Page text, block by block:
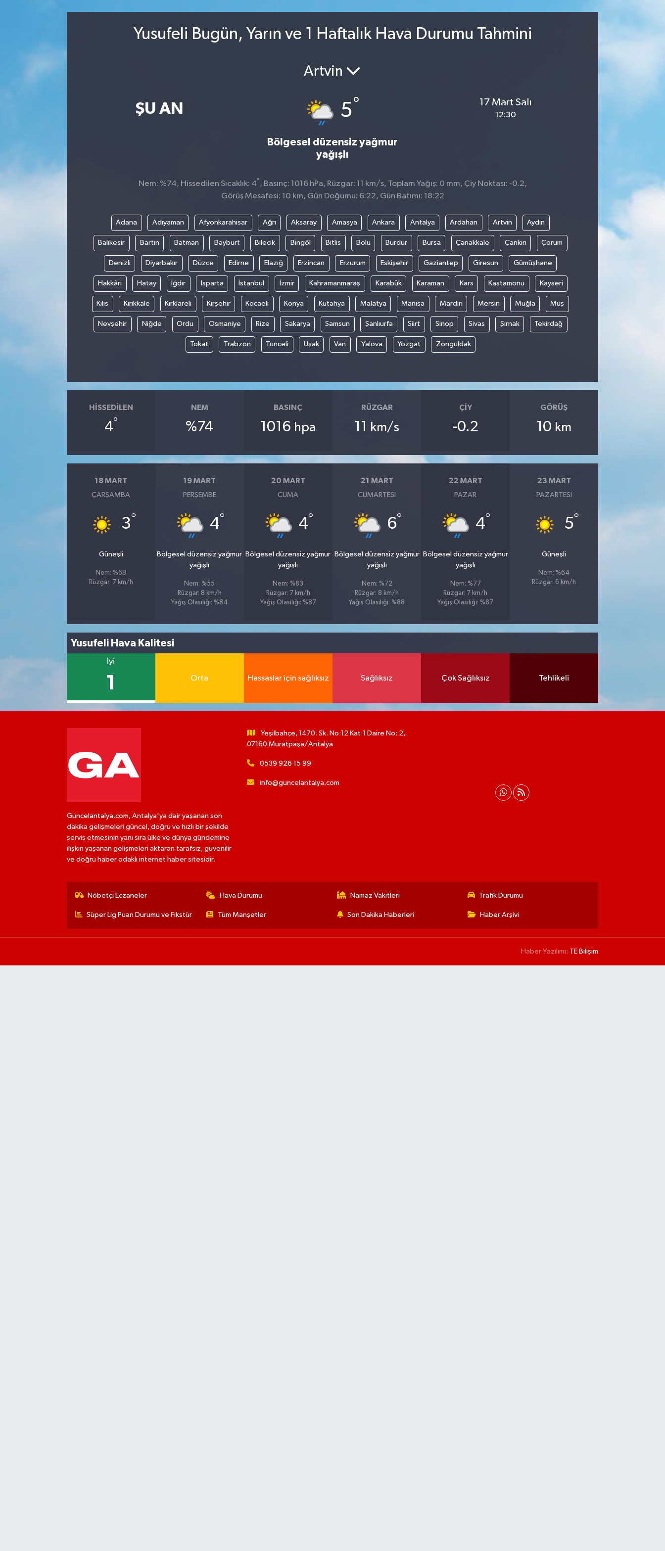
Yusufeli Bugün, Yarın ve 1 Haftalık Hava Durumu Tahmini
ŞU AN
Artvin
5°
Bölgesel düzensiz yağmur
yağışlı
17 Mart Salı
12:30
Nem: %74, Hissedilen Sıcaklık: 4° , Basınç: 1016 hPa, Rüzgar: 11 km/s, Toplam Yağış: 0 mm, Çiy Noktası: -0.2,
Görüş Mesafesi: 10 km, Gün Doğumu: 6:22, Gün Batımı: 18:22
Adana Adıyaman Afyonkarahisar Ağrı Aksaray Amasya Ankara Antalya Ardahan Artvin Aydın
Balıkesir Bartın Batman Bayburt Bilecik Bingöl Bitlis Bolu Burdur Bursa Çanakkale Çankırı Çorum
Denizli Diyarbakır Düzce Edirne Elazığ Erzincan Erzurum Eskişehir Gaziantep Giresun Gümüşhane
Hakkâri Hatay Iğdır Isparta İstanbul İzmir Kahramanmaraş Karabük Karaman Kars Kastamonu Kayseri
Kilis Kırıkkale Kırklareli Kırşehir Kocaeli Konya Kütahya Malatya Manisa Mardin Mersin Muğla Muş
Nevşehir Niğde Ordu Osmaniye Rize Sakarya Samsun Şanlıurfa Siirt Sinop Sivas Şırnak Tekirdağ
Tokat Trabzon Tunceli Uşak Van Yalova Yozgat Zonguldak
HISSEDILEN
4°
NEM
%74
BASINÇ
1016 hpa
RÜZGAR
11 km/s
ÇIY
-0.2
GÖRÜŞ
10 km
18 MART
ÇARŞAMBA
3°
Güneşli
Nem: %68
Rüzgar: 7 km/h
19 MART
PERŞEMBE
4°
Bölgesel düzensiz yağmur
yağışlı
Nem: %55
Rüzgar: 8 km/h
Yağış Olasılığı: %84
20 MART
CUMA
4°
Bölgesel düzensiz yağmur
yağışlı
Nem: %83
Rüzgar: 7 km/h
Yağış Olasılığı: %87
21 MART
CUMARTESI
6°
Bölgesel düzensiz yağmur
yağışlı
Nem: %72
Rüzgar: 8 km/h
Yağış Olasılığı: %88
22 MART
PAZAR
4°
Bölgesel düzensiz yağmur
yağışlı
Nem: %77
Rüzgar: 7 km/h
Yağış Olasılığı: %87
23 MART
PAZARTESI
5°
Güneşli
Nem: %64
Rüzgar: 6 km/h
Yusufeli Hava Kalitesi
İyi
1 Orta Hassaslar için sağlıksız Sağlıksız Çok Sağlıksız Tehlikeli
Guncelantalya.com, Antalya'ya dair yaşanan son
dakika gelişmeleri güncel, doğru ve hızlı bir şekilde
servis etmesinin yanı sıra ülke ve dünya gündemine
ilişkin yaşanan gelişmeleri aktaran tarafsız, güvenilir
ve doğru haber odaklı internet haber sitesidir.
Yeşilbahçe, 1470. Sk. No:12 Kat:1 Daire No: 2,
07160 Muratpaşa/Antalya
0539 926 15 99
info@guncelantalya.com
Nöbetçi Eczaneler Hava Durumu Namaz Vakitleri Trafik Durumu
Süper Lig Puan Durumu ve Fikstür Tüm Manşetler Son Dakika Haberleri Haber Arşivi
Haber Yazılımı: TE Bilişim
Magazin